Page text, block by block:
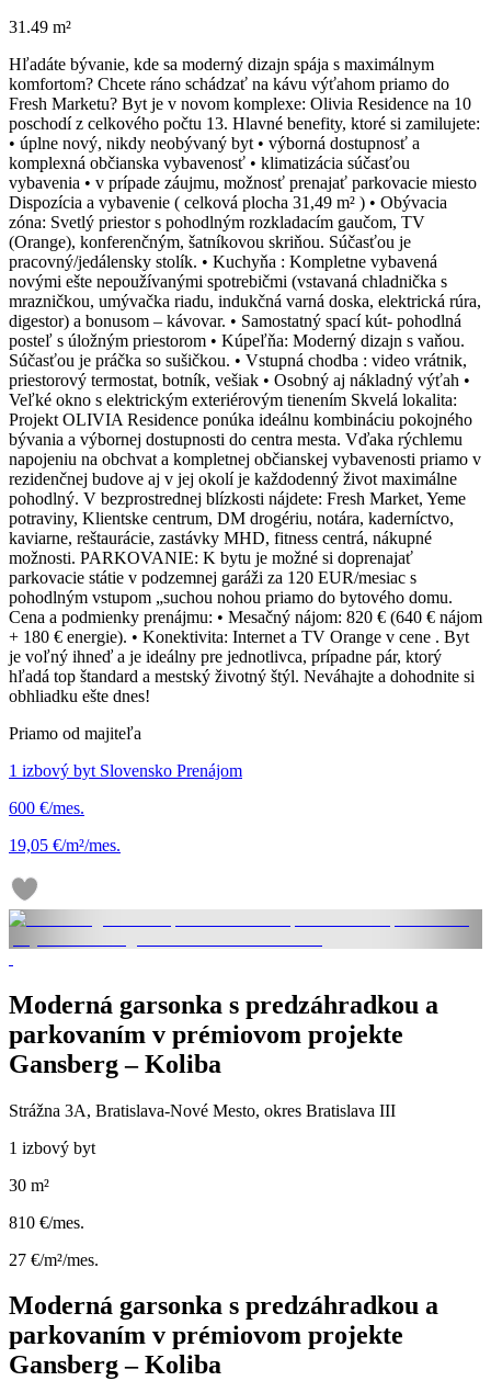
31.49 m²
Hľadáte bývanie, kde sa moderný dizajn spája s maximálnym
komfortom? Chcete ráno schádzať na kávu výťahom priamo do
Fresh Marketu? Byt je v novom komplexe: Olivia Residence na 10
poschodí z celkového počtu 13. Hlavné benefity, ktoré si zamilujete:
• úplne nový, nikdy neobývaný byt • výborná dostupnosť a
komplexná občianska vybavenosť • klimatizácia súčasťou
vybavenia • v prípade záujmu, možnosť prenajať parkovacie miesto
Dispozícia a vybavenie ( celková plocha 31,49 m² ) • Obývacia
zóna: Svetlý priestor s pohodlným rozkladacím gaučom, TV
(Orange), konferenčným, šatníkovou skriňou. Súčasťou je
pracovný/jedálensky stolík. • Kuchyňa : Kompletne vybavená
novými ešte nepoužívanými spotrebičmi (vstavaná chladnička s
mrazničkou, umývačka riadu, indukčná varná doska, elektrická rúra,
digestor) a bonusom – kávovar. • Samostatný spací kút- pohodlná
posteľ s úložným priestorom • Kúpeľňa: Moderný dizajn s vaňou.
Súčasťou je práčka so sušičkou. • Vstupná chodba : video vrátnik,
priestorový termostat, botník, vešiak • Osobný aj nákladný výťah •
Veľké okno s elektrickým exteriérovým tienením Skvelá lokalita:
Projekt OLIVIA Residence ponúka ideálnu kombináciu pokojného
bývania a výbornej dostupnosti do centra mesta. Vďaka rýchlemu
napojeniu na obchvat a kompletnej občianskej vybavenosti priamo v
rezidenčnej budove aj v jej okolí je každodenný život maximálne
pohodlný. V bezprostrednej blízkosti nájdete: Fresh Market, Yeme
potraviny, Klientske centrum, DM drogériu, notára, kaderníctvo,
kaviarne, reštaurácie, zastávky MHD, fitness centrá, nákupné
možnosti. PARKOVANIE: K bytu je možné si doprenajať
parkovacie státie v podzemnej garáži za 120 EUR/mesiac s
pohodlným vstupom „suchou nohou priamo do bytového domu.
Cena a podmienky prenájmu: • Mesačný nájom: 820 € (640 € nájom
+ 180 € energie). • Konektivita: Internet a TV Orange v cene . Byt
je voľný ihneď a je ideálny pre jednotlivca, prípadne pár, ktorý
hľadá top štandard a mestský životný štýl. Neváhajte a dohodnite si
obhliadku ešte dnes!
Priamo od majiteľa
1 izbový byt Slovensko Prenájom
600 €/mes.
19,05 €/m²/mes.
Moderná garsonka s predzáhradkou a
parkovaním v prémiovom projekte
Gansberg – Koliba
Strážna 3A, Bratislava-Nové Mesto, okres Bratislava III
1 izbový byt
30 m²
810 €/mes.
27 €/m²/mes.
Moderná garsonka s predzáhradkou a
parkovaním v prémiovom projekte
Gansberg – Koliba